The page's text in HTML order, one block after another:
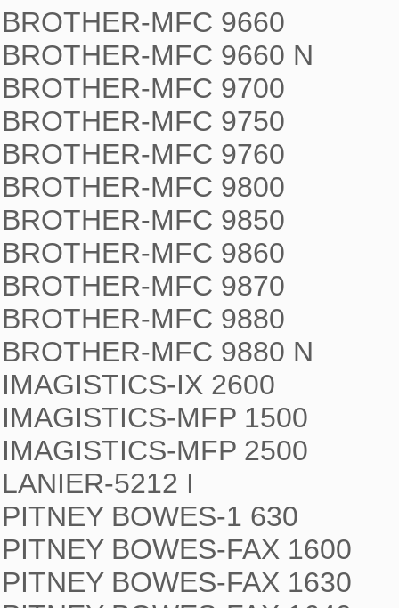
BROTHER-MFC 9660
BROTHER-MFC 9660 N
BROTHER-MFC 9700
BROTHER-MFC 9750
BROTHER-MFC 9760
BROTHER-MFC 9800
BROTHER-MFC 9850
BROTHER-MFC 9860
BROTHER-MFC 9870
BROTHER-MFC 9880
BROTHER-MFC 9880 N
IMAGISTICS-IX 2600
IMAGISTICS-MFP 1500
IMAGISTICS-MFP 2500
LANIER-5212 I
PITNEY BOWES-1 630
PITNEY BOWES-FAX 1600
PITNEY BOWES-FAX 1630